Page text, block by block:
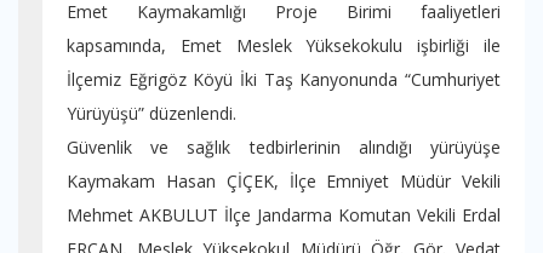
Emet Kaymakamlığı Proje Birimi faaliyetleri
kapsamında, Emet Meslek Yüksekokulu işbirliği ile
İlçemiz Eğrigöz Köyü İki Taş Kanyonunda “Cumhuriyet
Yürüyüşü” düzenlendi.
Güvenlik ve sağlık tedbirlerinin alındığı yürüyüşe
Kaymakam Hasan ÇİÇEK, İlçe Emniyet Müdür Vekili
Mehmet AKBULUT İlçe Jandarma Komutan Vekili Erdal